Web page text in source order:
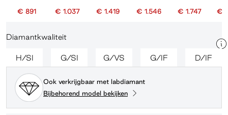
€ 891 € 1.037 € 1.419 € 1.546 € 1.747 €
Diamantkwaliteit
H/SI G/SI G/VS G/IF D/IF
Ook verkrijgbaar met labdiamant
Bijbehorend model bekijken